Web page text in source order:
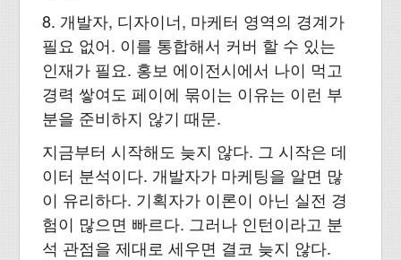
8. 개발자, 디자이너, 마케터 영역의 경계가
필요 없어. 이를 통합해서 커버 할 수 있는
인재가 필요. 홍보 에이전시에서 나이 먹고
경력 쌓여도 페이에 묶이는 이유는 이런 부
분을 준비하지 않기 때문.
지금부터 시작해도 늦지 않다. 그 시작은 데
이터 분석이다. 개발자가 마케팅을 알면 많
이 유리하다. 기획자가 이론이 아닌 실전 경
험이 많으면 빠르다. 그러나 인턴이라고 분
석 관점을 제대로 세우면 결코 늦지 않다.